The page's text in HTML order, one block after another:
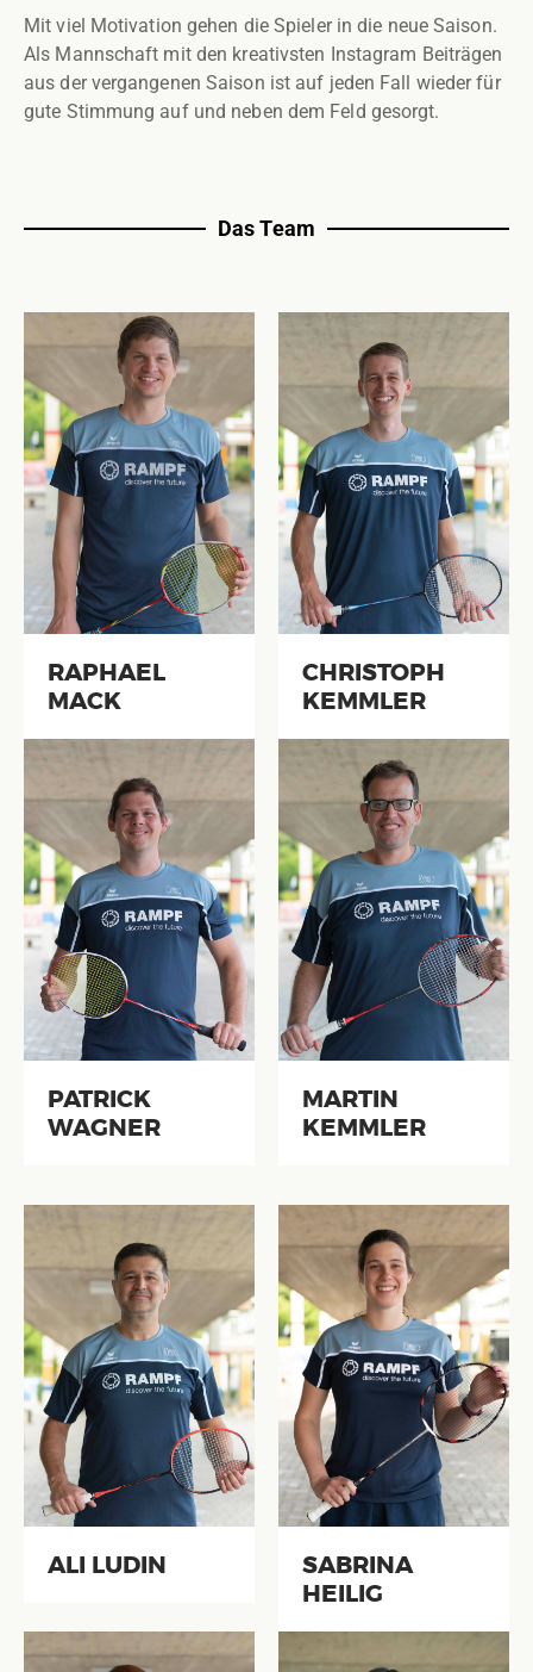
Mit viel Motivation gehen die Spieler in die neue Saison.
Als Mannschaft mit den kreativsten Instagram Beiträgen
aus der vergangenen Saison ist auf jeden Fall wieder für
gute Stimmung auf und neben dem Feld gesorgt.
Das Team
RAPHAEL
MACK
CHRISTOPH
KEMMLER
PATRICK
WAGNER
MARTIN
KEMMLER
ALI LUDIN
SABRINA
HEILIG